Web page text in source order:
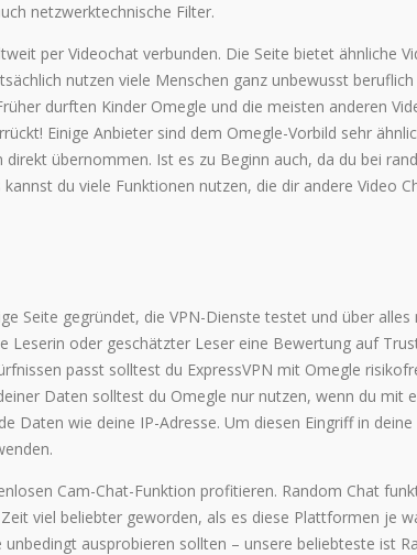
netzwerktechnische Filter.
per Videochat verbunden. Die Seite bietet ähnliche
nutzen viele Menschen ganz unbewusst
durften Kinder Omegle und die meisten anderen
Einige Anbieter sind dem Omegle-Vorbild sehr
übernommen. Ist es zu Beginn auch, da du bei
du viele Funktionen nutzen, die dir andere Video
Seite gegründet, die VPN-Dienste testet und über alles
Leserin oder geschätzter Leser eine Bewertung auf
passt solltest du ExpressVPN mit Omegle
Daten solltest du Omegle nur nutzen, wenn du mit
Daten wie deine IP-Adresse. Um diesen Eingriff in
Cam-Chat-Funktion profitieren. Random Chat
viel beliebter geworden, als es diese Plattformen je
ausprobieren sollten – unsere beliebteste ist